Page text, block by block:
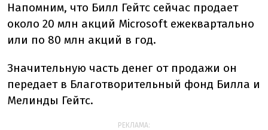
Напомним, что Билл Гейтс сейчас продает
около 20 млн акций Microsoft ежеквартально
или по 80 млн акций в год.
Значительную часть денег от продажи он
передает в Благотворительный фонд Билла и
Мелинды Гейтс.
РЕКЛАМА: